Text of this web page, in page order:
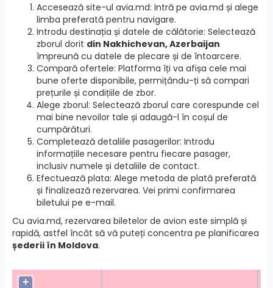
Accesează site-ul avia.md: Intră pe avia.md și alege
limba preferată pentru navigare.
Introdu destinația și datele de călătorie: Selectează
zborul dorit din Nakhichevan, Azerbaijan
împreună cu datele de plecare și de întoarcere.
Compară ofertele: Platforma îți va afișa cele mai
bune oferte disponibile, permițându-ți să compari
prețurile și condițiile de zbor.
Alege zborul: Selectează zborul care corespunde cel
mai bine nevoilor tale și adaugă-l în coșul de
cumpărături.
Completează detaliile pasagerilor: Introdu
informațiile necesare pentru fiecare pasager,
inclusiv numele și detaliile de contact.
Efectuează plata: Alege metoda de plată preferată
și finalizează rezervarea. Vei primi confirmarea
biletului pe e-mail.
Cu avia.md, rezervarea biletelor de avion este simplă și
rapidă, astfel încât să vă puteți concentra pe planificarea
șederii în Moldova.
+